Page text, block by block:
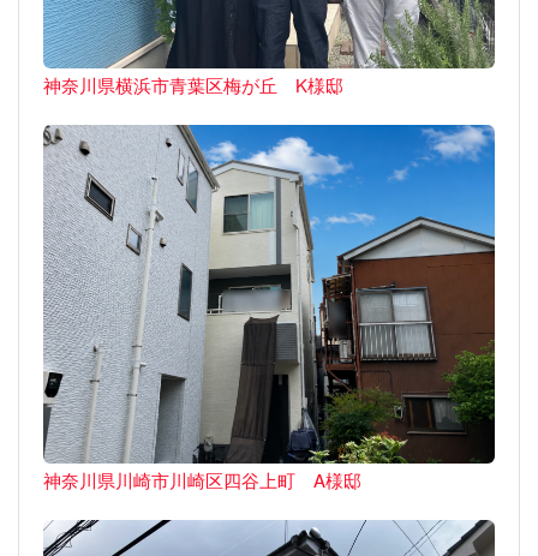
神奈川県横浜市青葉区梅が丘 K様邸
神奈川県川崎市川崎区四谷上町 A様邸